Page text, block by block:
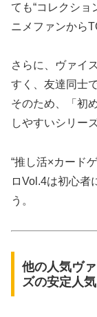
ても“コレクショ
ニメファンから
さらに、ヴァイ
すく、友達同士
そのため、「初
しやすいシリー
“推し活×カード
ロVol.4は初心者
う。
他の人気ヴ
ズの安定人気